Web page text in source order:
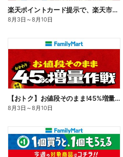
楽天ポイントカード提示で、楽天市場でのお買い物がおトクに!
8月3日 ～8月10日
【おトク】お値段そのまま!45%増量作戦!
8月3日 ～8月10日